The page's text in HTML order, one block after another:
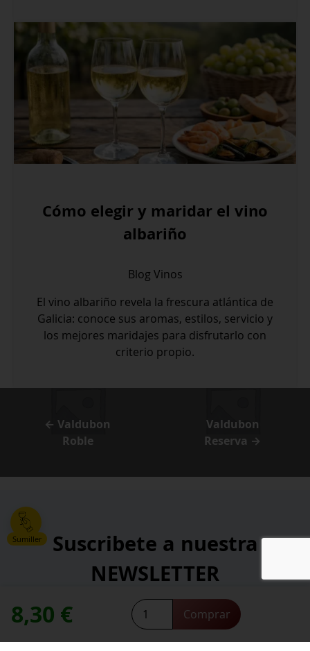
Sumiller
8,30 €
Valdubon
Verdejo
cantidad
Comprar
Cómo elegir y maridar el vino
albariño
Blog Vinos
El vino albariño revela la frescura atlántica de
Galicia: conoce sus aromas, estilos, servicio y
los mejores maridajes para disfrutarlo con
criterio propio.
← Valdubon
Roble
Valdubon
Reserva →
Suscribete a nuestra
NEWSLETTER
Dirección de correo electrónico: *
Necesitas ayuda,contacte con nosotros